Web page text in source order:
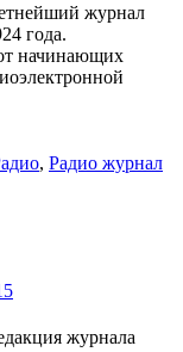
журнал
года.
начинающих
, Радио журнал
журнала